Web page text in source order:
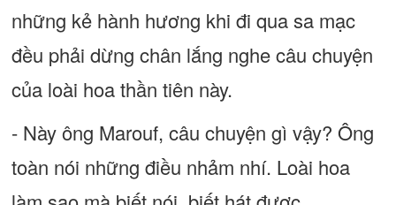
những kẻ hành hương khi đi qua sa mạc
đều phải dừng chân lắng nghe câu chuyện
của loài hoa thần tiên này.
- Này ông Marouf, câu chuyện gì vậy? Ông
toàn nói những điều nhảm nhí. Loài hoa